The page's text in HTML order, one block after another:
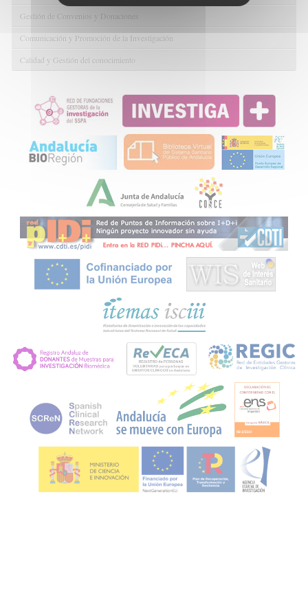
Gestión de Convenios y Donaciones
Comunicación y Promoción de la Investigación
Calidad y Gestión del conocimiento